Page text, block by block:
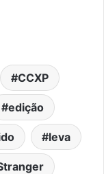
CCXP
edição
leva